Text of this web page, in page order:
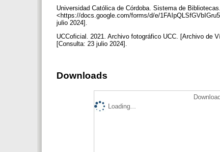
Universidad Católica de Córdoba. Sistema de
<https://docs.google.com/forms/d/e/
julio 2024].
UCCoficial. 2021. Archivo fotográfico UCC. [Archivo de
[Consulta: 23 julio 2024].
Downloads
Loading...